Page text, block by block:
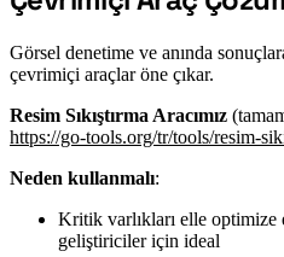
Görsel denetime ve anında
çevrimiçi araçlar öne çıkar.
Resim Sıkıştırma Aracımız
https://go-tools.org/tr/tools/resim-
Neden kullanmalı:
Kritik varlıkları elle optimize
geliştiriciler için ideal